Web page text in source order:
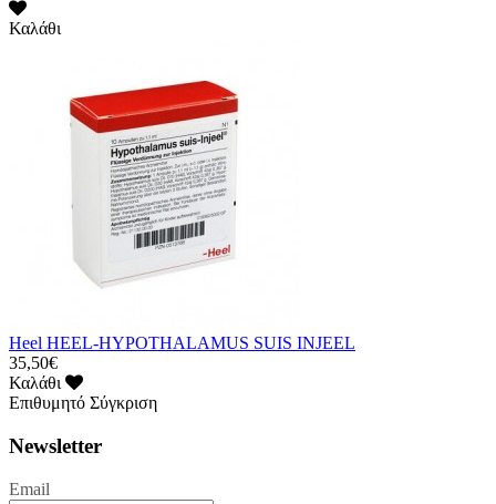
Καλάθι
Heel HEEL-HYPOTHALAMUS SUIS INJEEL
35,50€
Καλάθι
Επιθυμητό Σύγκριση
Newsletter
Email